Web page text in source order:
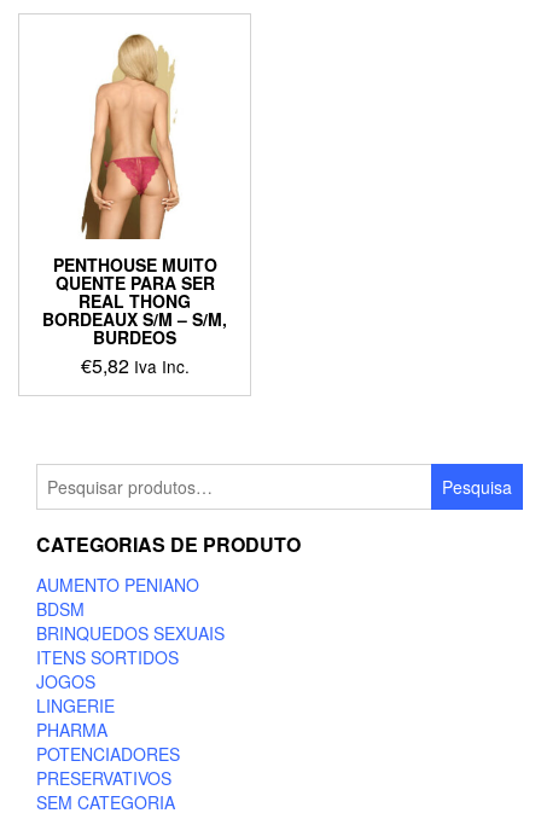
has
multiple
variants.
The
options
may
be
chosen
on
the
product
page
PENTHOUSE MUITO
QUENTE PARA SER
REAL THONG
BORDEAUX S/M – S/M,
BURDEOS
€5,82 Iva Inc.
This
multiple
variants.
options
be
on
the
por:
Pesquisa
CATEGORIAS DE PRODUTO
AUMENTO PENIANO
BDSM
BRINQUEDOS SEXUAIS
ITENS SORTIDOS
JOGOS
LINGERIE
PHARMA
POTENCIADORES
PRESERVATIVOS
SEM CATEGORIA